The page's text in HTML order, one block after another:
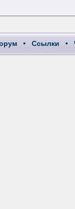
• Ссылки •